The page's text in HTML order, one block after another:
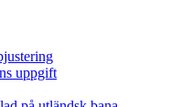
uppgift